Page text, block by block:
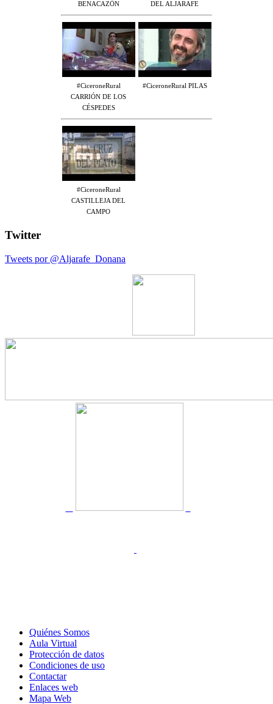
BENACAZÓN
DEL ALJARAFE
#CiceroneRural
CARRIÓN DE LOS
CÉSPEDES
#CiceroneRural PILAS
#CiceroneRural
CASTILLEJA DEL
CAMPO
Twitter
Tweets por @Aljarafe_Donana
Quiénes Somos
Aula Virtual
Protección de datos
Condiciones de uso
Contactar
Enlaces web
Mapa Web